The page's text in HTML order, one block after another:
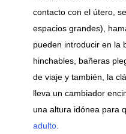
contacto con el útero,
espacios grandes),
pueden introducir en la
hinchables, bañeras
de viaje y también, la
lleva un cambiador
una altura idónea para
adulto.